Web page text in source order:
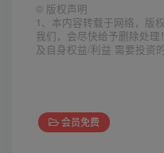
© 版权声明
1、本内容转载于网络，版
我们，会尽快给予删除处
及自身权益/利益 需要投资
会员免费